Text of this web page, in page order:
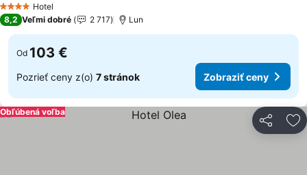
4 Počet hviezdičiek
Hotel
8,2 Veľmi dobré 2 717 Lun
Od 103 €
Pozrieť ceny z(o) 7 stránok Zobraziť ceny
Zdieľať
Obľúbená voľba